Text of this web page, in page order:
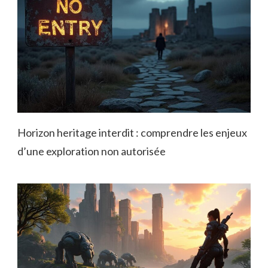
Horizon heritage interdit : comprendre les enjeux
d’une exploration non autorisée